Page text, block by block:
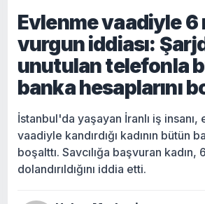
Evlenme vaadiyle
vurgun iddiası:
unutulan telefonla
banka hesaplarını
İstanbul'da yaşayan İranlı iş
vaadiyle kandırdığı kadının bütün
boşalttı. Savcılığa başvuran kadın,
dolandırıldığını iddia etti.